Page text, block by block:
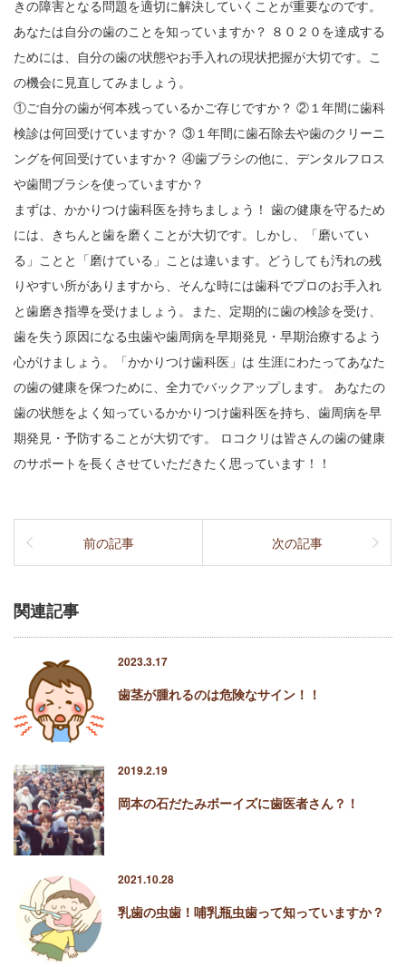
きの障害となる問題を適切に解決していくことが重要なのです。
あなたは自分の歯のことを知っていますか？ ８０２０を達成する
ためには、自分の歯の状態やお手入れの現状把握が大切です。こ
の機会に見直してみましょう。
①ご自分の歯が何本残っているかご存じですか？ ②１年間に歯科
検診は何回受けていますか？ ③１年間に歯石除去や歯のクリーニ
ングを何回受けていますか？ ④歯ブラシの他に、デンタルフロス
や歯間ブラシを使っていますか？
まずは、かかりつけ歯科医を持ちましょう！ 歯の健康を守るため
には、きちんと歯を磨くことが大切です。しかし、「磨いてい
る」ことと「磨けている」ことは違います。どうしても汚れの残
りやすい所がありますから、そんな時には歯科でプロのお手入れ
と歯磨き指導を受けましょう。また、定期的に歯の検診を受け、
歯を失う原因になる虫歯や歯周病を早期発見・早期治療するよう
心がけましょう。「かかりつけ歯科医」は 生涯にわたってあなた
の歯の健康を保つために、全力でバックアップします。 あなたの
歯の状態をよく知っているかかりつけ歯科医を持ち、歯周病を早
期発見・予防することが大切です。 ロコクリは皆さんの歯の健康
のサポートを長くさせていただきたく思っています！！
前の記事 次の記事
関連記事
2023.3.17
歯茎が腫れるのは危険なサイン！！
2019.2.19
岡本の石だたみボーイズに歯医者さん？！
2021.10.28
乳歯の虫歯！哺乳瓶虫歯って知っていますか？